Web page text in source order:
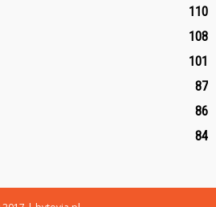
110
108
101
87
86
84